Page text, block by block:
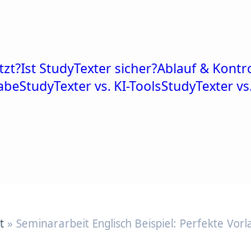
Ist StudyTexter sicher?Ablauf &
StudyTexter vs. KI-ToolsStudyTexter
» Seminararbeit Englisch Beispiel: Perfekte